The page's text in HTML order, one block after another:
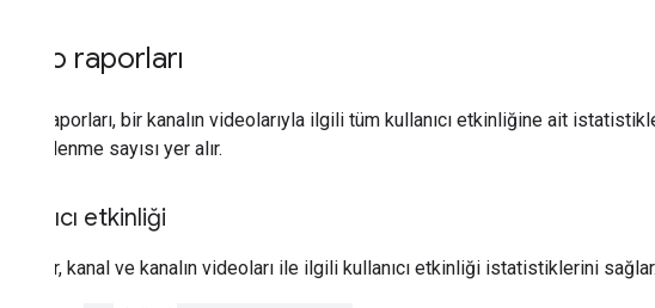
Video raporları
Video raporları, bir kanalın videolarıyla ilgili tüm kullanıcı etkinliğine ait
görüntülenme sayısı yer alır.
Kullanıcı etkinliği
Bu rapor, kanal ve kanalın videoları ile ilgili kullanıcı etkinliği istatistiklerini sağlar.